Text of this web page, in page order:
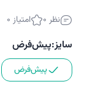
نظر 0 امتیاز 0
سایز:پیش‌فرض
پیش‌فرض